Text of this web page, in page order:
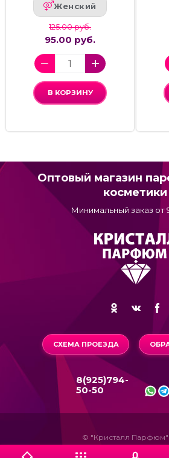
Женский
125.00 руб.
95.00 руб.
В КОРЗИНУ
Оптовый магазин
косметики
Минимальный заказ от
СХЕМА ПРОЕЗДА
8(925)794-
50-50
© "Кристалл Парфюм"